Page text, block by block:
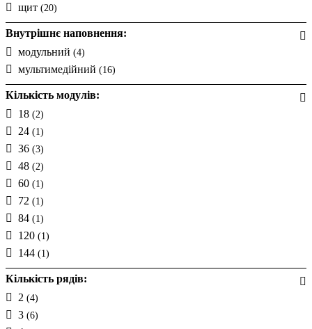
щит (20)
Внутрішнє наповнення:
модульний (4)
мультимедійний (16)
Кількість модулів:
18 (2)
24 (1)
36 (3)
48 (2)
60 (1)
72 (1)
84 (1)
120 (1)
144 (1)
Кількість рядів:
2 (4)
3 (6)